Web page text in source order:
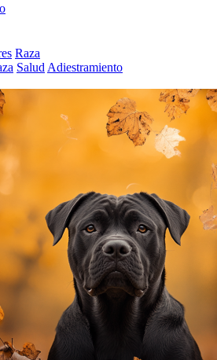
Raza
Salud Adiestramiento